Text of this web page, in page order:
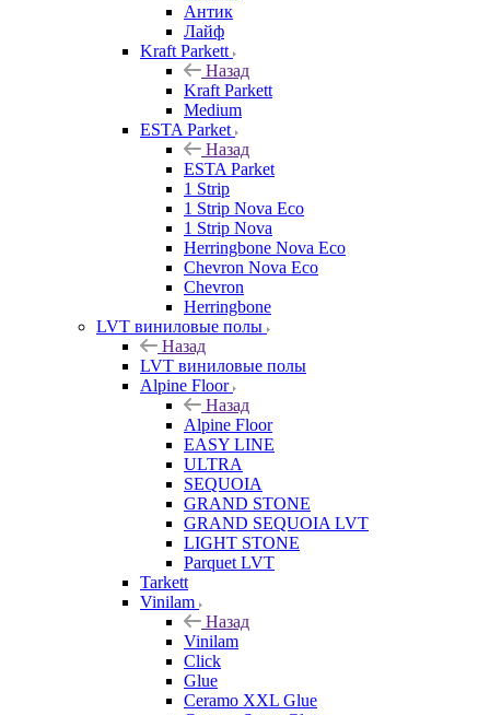
Антик
Лайф
Kraft Parkett
Назад
Kraft Parkett
Medium
ESTA Parket
Назад
ESTA Parket
1 Strip
1 Strip Nova Eco
1 Strip Nova
Herringbone Nova Eco
Chevron Nova Eco
Chevron
Herringbone
LVT виниловые полы
Назад
LVT виниловые полы
Alpine Floor
Назад
Alpine Floor
EASY LINE
ULTRA
SEQUOIA
GRAND STONE
GRAND SEQUOIA LVT
LIGHT STONE
Parquet LVT
Tarkett
Vinilam
Назад
Vinilam
Click
Glue
Ceramo XXL Glue